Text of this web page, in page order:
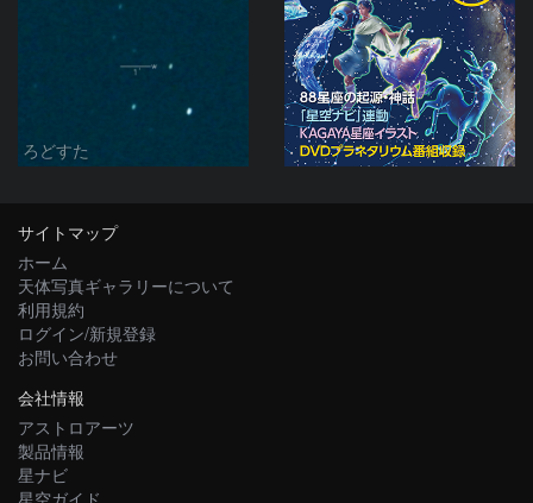
ろどすた
サイトマップ
ホーム
天体写真ギャラリーについて
利用規約
ログイン/新規登録
お問い合わせ
会社情報
アストロアーツ
製品情報
星ナビ
星空ガイド